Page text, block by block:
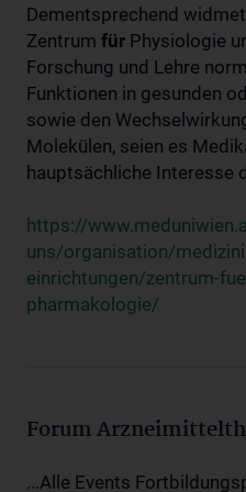
Dementsprechend
Zentrum für Physiologie
Forschung und Lehre
Funktionen in gesunden
sowie den
Molekülen, seien es
hauptsächliche Interesse
https://
uns/organisation/
einrichtungen/zentrum-
pharmakologie/
Forum
...Alle Events